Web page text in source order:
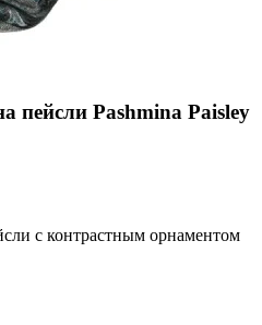
пейсли Pashmina Paisley
с контрастным орнаментом